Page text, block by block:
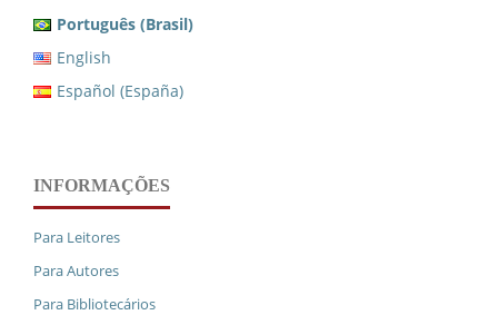
Português (Brasil)
English
Español (España)
INFORMAÇÕES
Para Leitores
Para Autores
Para Bibliotecários